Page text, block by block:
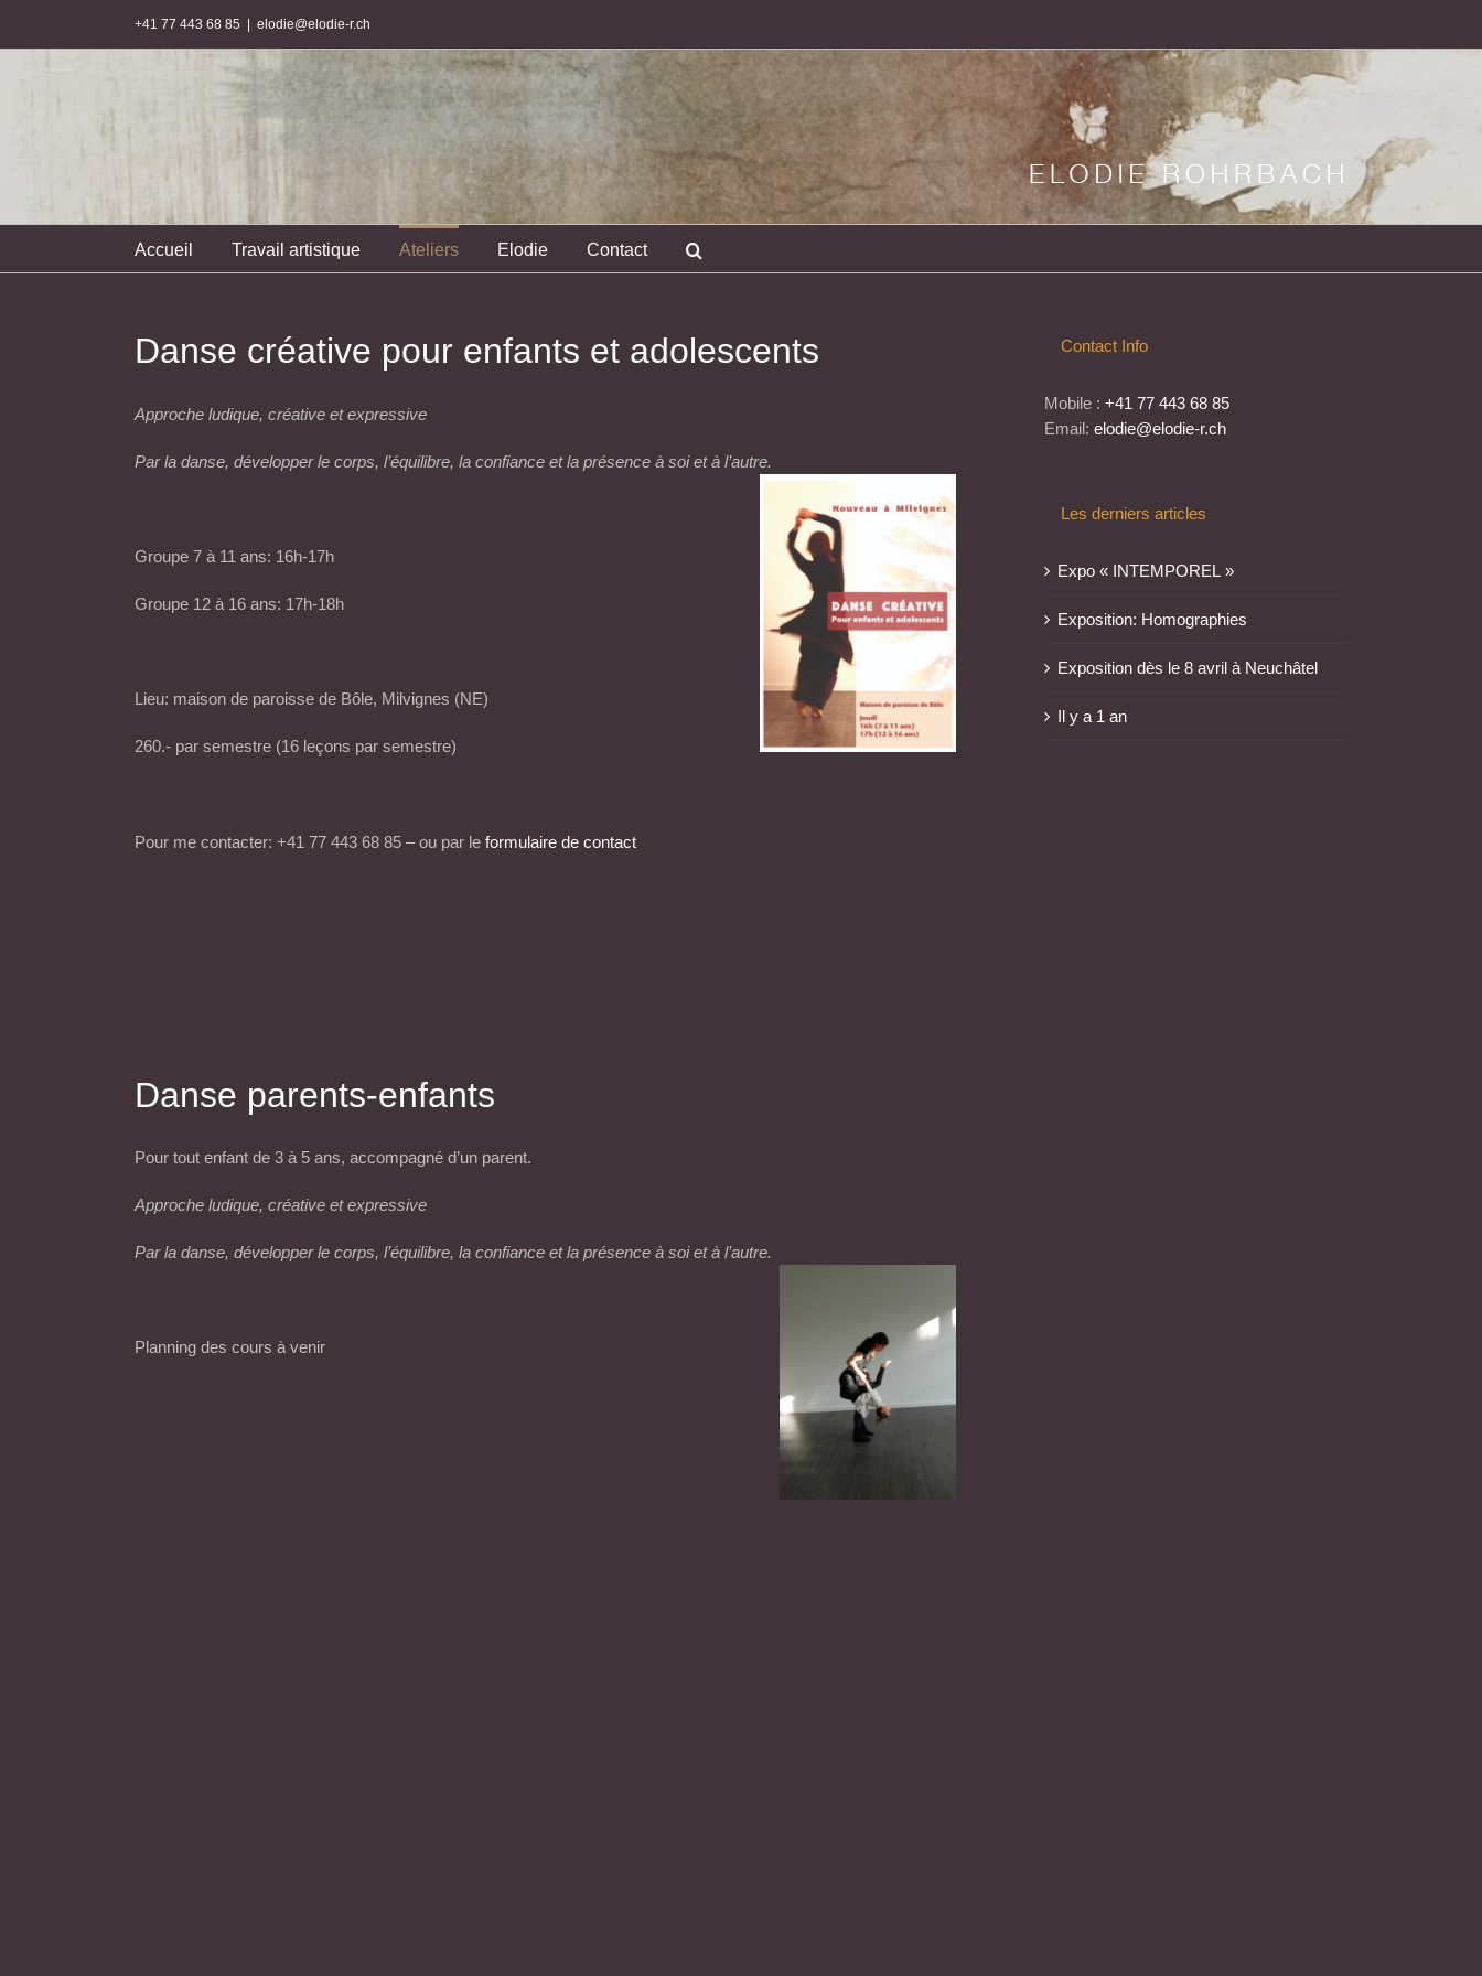
+41 77 443 68 85 elodie@elodie-r.ch
Accueil Travail artistique Ateliers Elodie Contact
Danse créative pour enfants et adolescents
Approche ludique, créative et expressive
Par la danse, développer le corps, l’équilibre, la confiance et la présence à soi et à l’autre.
Groupe 7 à 11 ans: 16h-17h
Groupe 12 à 16 ans: 17h-18h
Lieu: maison de paroisse de Bôle, Milvignes (NE)
260.- par semestre (16 leçons par semestre)
Pour me contacter: +41 77 443 68 85 – ou par le formulaire de contact
Danse parents-enfants
Pour tout enfant de 3 à 5 ans, accompagné d’un parent.
Approche ludique, créative et expressive
Par la danse, développer le corps, l’équilibre, la confiance et la présence à soi et à l’autre.
Planning des cours à venir
Contact Info
Mobile : +41 77 443 68 85
Email: elodie@elodie-r.ch
Les derniers articles
Expo « INTEMPOREL »
Exposition: Homographies
Exposition dès le 8 avril à Neuchâtel
Il y a 1 an